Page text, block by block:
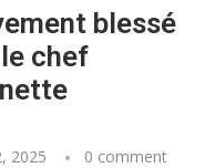
blessé
chef
2025 0 comment